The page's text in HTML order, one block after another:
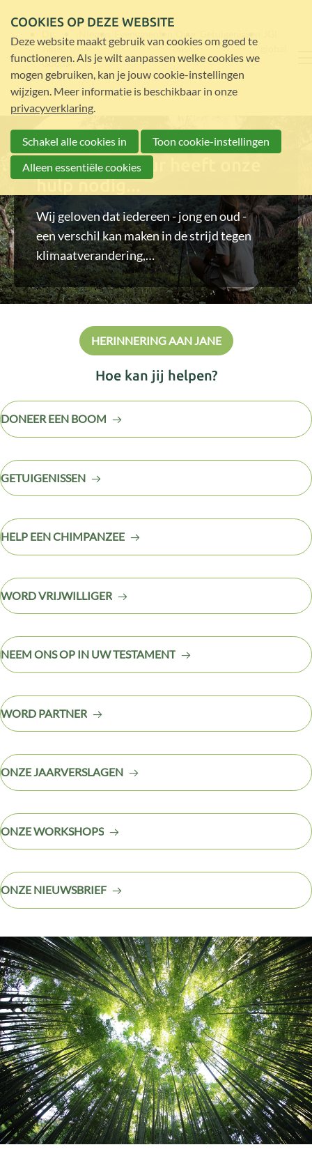
Jane
Goodall
ons
Want de natuur heeft onze
hulp nodig...
Wij geloven dat iedereen - jong en oud -
een verschil kan maken in de strijd tegen
klimaatverandering,
en kan bijdragen aan het herstel van de
biodiversteit en
HERINNERING AAN JANE
Hoe kan jij helpen?
DONEER EEN BOOM
GETUIGENISSEN
HELP EEN CHIMPANZEE
WORD VRIJWILLIGER
NEEM ONS OP IN UW TESTAMENT
WORD PARTNER
ONZE JAARVERSLAGEN
ONZE WORKSHOPS
ONZE NIEUWSBRIEF
COOKIES OP DEZE WEBSITE
Deze website maakt gebruik van cookies om goed te
functioneren. Als je wilt aanpassen welke cookies we
mogen gebruiken, kan je jouw cookie-instellingen
wijzigen. Meer informatie is beschikbaar in onze
privacyverklaring.
Schakel alle cookies in
Toon cookie-instellingen
Alleen essentiële cookies